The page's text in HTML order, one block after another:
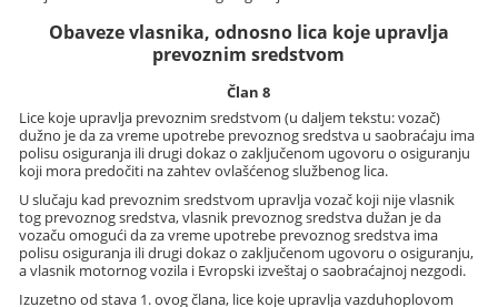
Obaveze vlasnika, odnosno lica koje upravlja
prevoznim sredstvom
Član 8
Lice koje upravlja prevoznim sredstvom (u daljem tekstu: vozač)
dužno je da za vreme upotrebe prevoznog sredstva u saobraćaju ima
polisu osiguranja ili drugi dokaz o zaključenom ugovoru o osiguranju
koji mora predočiti na zahtev ovlašćenog službenog lica.
U slučaju kad prevoznim sredstvom upravlja vozač koji nije vlasnik
tog prevoznog sredstva, vlasnik prevoznog sredstva dužan je da
vozaču omogući da za vreme upotrebe prevoznog sredstva ima
polisu osiguranja ili drugi dokaz o zaključenom ugovoru o osiguranju,
a vlasnik motornog vozila i Evropski izveštaj o saobraćajnoj nezgodi.
Izuzetno od stava 1. ovog člana, lice koje upravlja vazduhoplovom